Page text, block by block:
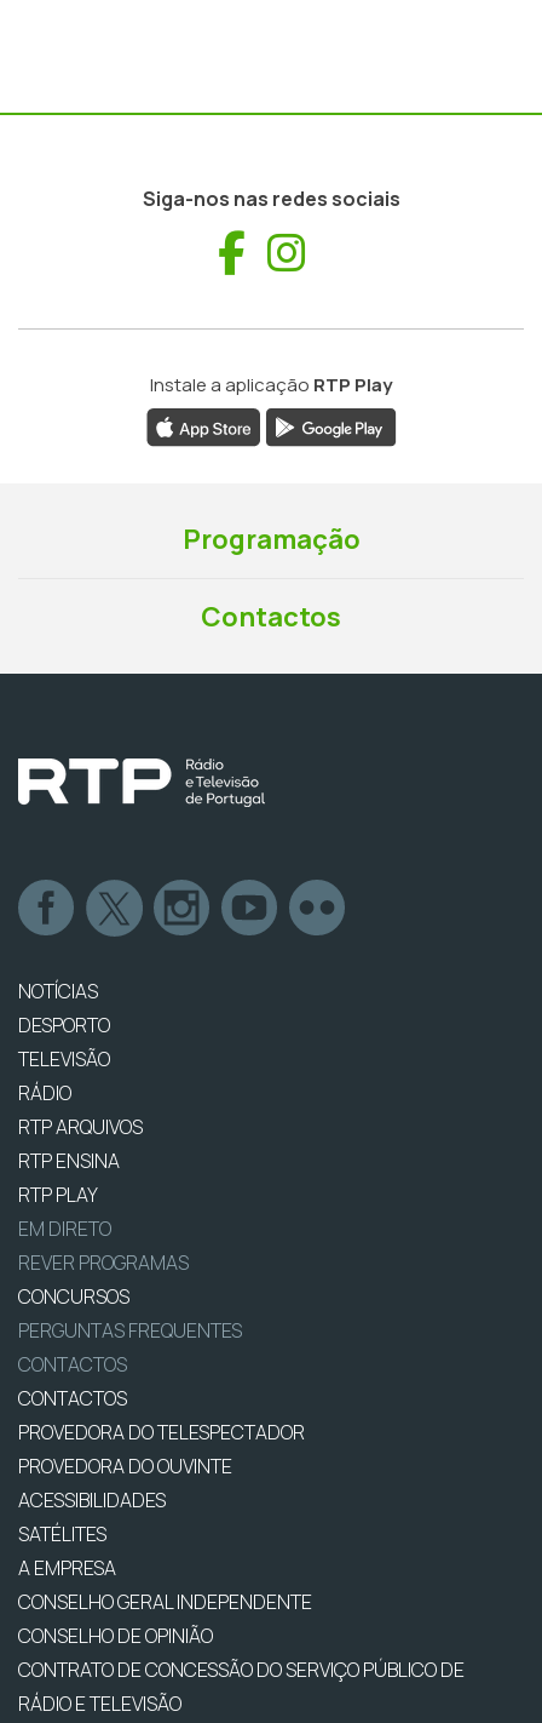
Siga-nos nas redes sociais
Facebook
Instale a aplicação RTP Play
Programação
Contactos
NOTÍCIAS
DESPORTO
TELEVISÃO
RÁDIO
RTP ARQUIVOS
RTP ENSINA
RTP PLAY
EM DIRETO
REVER PROGRAMAS
CONCURSOS
PERGUNTAS FREQUENTES
CONTACTOS
CONTACTOS
PROVEDORA DO TELESPECTADOR
PROVEDORA DO OUVINTE
ACESSIBILIDADES
SATÉLITES
A EMPRESA
CONSELHO GERAL INDEPENDENTE
CONSELHO DE OPINIÃO
CONTRATO DE CONCESSÃO DO SERVIÇO PÚBLICO DE
RÁDIO E TELEVISÃO